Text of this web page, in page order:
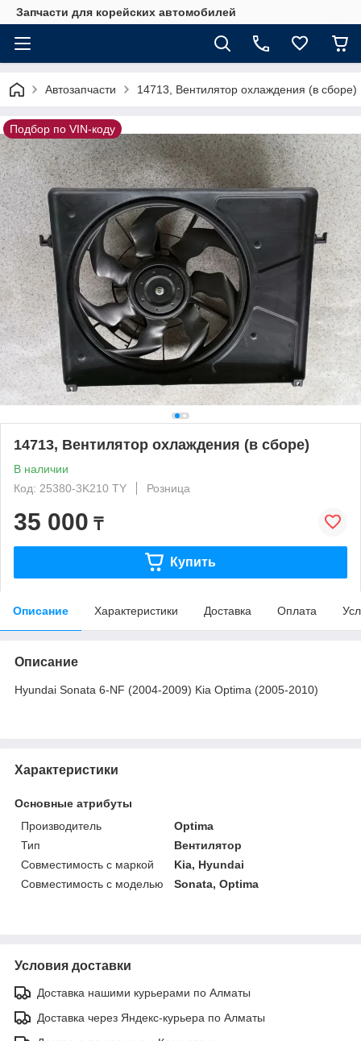
Запчасти для корейских автомобилей
Автозапчасти 14713, Вентилятор охлаждения (в сборе)
Подбор по VIN-коду
14713, Вентилятор охлаждения (в сборе)
В наличии
Код: 25380-3K210 TY
Розница
35 000 ₸
Купить
Описание Характеристики Доставка Оплата
Описание
Hyundai Sonata 6-NF (2004-2009) Kia Optima (2005-2010)
Характеристики
Основные атрибуты
Производитель
Optima
Тип
Вентилятор
Совместимость с маркой
Kia, Hyundai
Совместимость с моделью
Sonata, Optima
Условия доставки
Доставка нашими курьерами по Алматы
Доставка через Яндекс-курьера по Алматы